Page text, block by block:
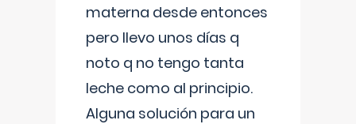
materna desde entonces
pero llevo unos días q
noto q no tengo tanta
leche como al principio.
Alguna solución para un